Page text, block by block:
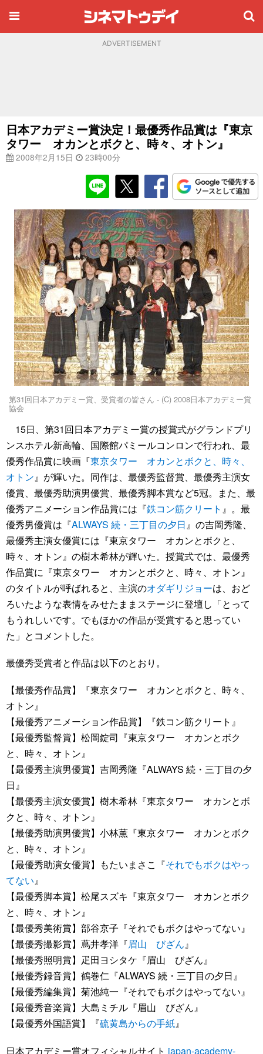
ADVERTISEMENT
日本アカデミー賞決定！最優秀作品賞は『東京
タワー オカンとボクと、時々、オトン』
2008年2月15日 23時00分
第31回日本アカデミー賞、受賞者の皆さん - (C) 2008日本アカデミー賞
協会
15日、第31回日本アカデミー賞の授賞式がグランドプリ
ンスホテル新高輪、国際館パミールコンロンで行われ、最
優秀作品賞に映画『東京タワー オカンとボクと、時々、
オトン』が輝いた。同作は、最優秀監督賞、最優秀主演女
優賞、最優秀助演男優賞、最優秀脚本賞など5冠。また、最
優秀アニメーション作品賞には『鉄コン筋クリート 』。最
優秀男優賞は『ALWAYS 続・三丁目の夕日』の吉岡秀隆、
最優秀主演女優賞には『東京タワー オカンとボクと、
時々、オトン』の樹木希林が輝いた。授賞式では、最優秀
作品賞に『東京タワー オカンとボクと、時々、オトン』
のタイトルが呼ばれると、主演のオダギリジョーは、おど
ろいたような表情をみせたままステージに登壇し「とって
もうれしいです。でもほかの作品が受賞すると思ってい
た」とコメントした。
最優秀受賞者と作品は以下のとおり。
【最優秀作品賞】『東京タワー オカンとボクと、時々、
オトン』
【最優秀アニメーション作品賞】『鉄コン筋クリート』
【最優秀監督賞】松岡錠司『東京タワー オカンとボク
と、時々、オトン』
【最優秀主演男優賞】吉岡秀隆『ALWAYS 続・三丁目の夕
日』
【最優秀主演女優賞】樹木希林『東京タワー オカンとボ
クと、時々、オトン』
【最優秀助演男優賞】小林薫『東京タワー オカンとボク
と、時々、オトン』
【最優秀助演女優賞】もたいまさこ『それでもボクはやっ
てない』
【最優秀脚本賞】松尾スズキ『東京タワー オカンとボク
と、時々、オトン』
【最優秀美術賞】部谷京子『それでもボクはやってない』
【最優秀撮影賞】蔦井孝洋『眉山 びざん』
【最優秀照明賞】疋田ヨシタケ『眉山 びざん』
【最優秀録音賞】鶴巻仁『ALWAYS 続・三丁目の夕日』
【最優秀編集賞】菊池純一『それでもボクはやってない』
【最優秀音楽賞】大島ミチル『眉山 びざん』
【最優秀外国語賞】『硫黄島からの手紙』
日本アカデミー賞オフィシャルサイト japan-academy-